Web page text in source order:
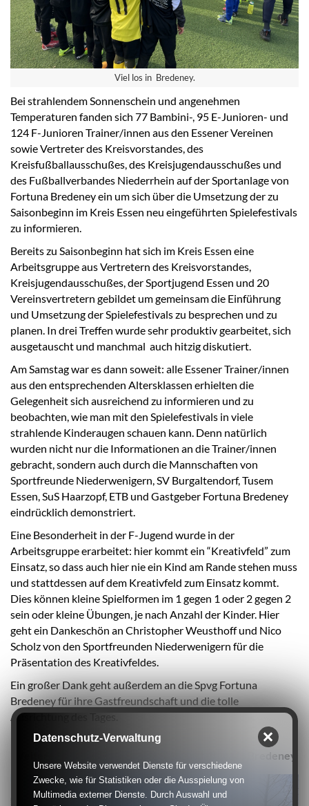
Viel los in Bredeney.
Bei strahlendem Sonnenschein und angenehmen
Temperaturen fanden sich 77 Bambini-, 95 E-Junioren- und
124 F-Junioren Trainer/innen aus den Essener Vereinen
sowie Vertreter des Kreisvorstandes, des
Kreisfußballausschußes, des Kreisjugendausschußes und
des Fußballverbandes Niederrhein auf der Sportanlage von
Fortuna Bredeney ein um sich über die Umsetzung der zu
Saisonbeginn im Kreis Essen neu eingeführten Spielefestivals
zu informieren.
Bereits zu Saisonbeginn hat sich im Kreis Essen eine
Arbeitsgruppe aus Vertretern des Kreisvorstandes,
Kreisjugendausschußes, der Sportjugend Essen und 20
Vereinsvertretern gebildet um gemeinsam die Einführung
und Umsetzung der Spielefestivals zu besprechen und zu
planen. In drei Treffen wurde sehr produktiv gearbeitet, sich
ausgetauscht und manchmal auch hitzig diskutiert.
Am Samstag war es dann soweit: alle Essener Trainer/innen
aus den entsprechenden Altersklassen erhielten die
Gelegenheit sich ausreichend zu informieren und zu
beobachten, wie man mit den Spielefestivals in viele
strahlende Kinderaugen schauen kann. Denn natürlich
wurden nicht nur die Informationen an die Trainer/innen
gebracht, sondern auch durch die Mannschaften von
Sportfreunde Niederwenigern, SV Burgaltendorf, Tusem
Essen, SuS Haarzopf, ETB und Gastgeber Fortuna Bredeney
eindrücklich demonstriert.
Eine Besonderheit in der F-Jugend wurde in der
Arbeitsgruppe erarbeitet: hier kommt ein “Kreativfeld” zum
Einsatz, so dass auch hier nie ein Kind am Rande stehen muss
und stattdessen auf dem Kreativfeld zum Einsatz kommt.
Dies können kleine Spielformen im 1 gegen 1 oder 2 gegen 2
sein oder kleine Übungen, je nach Anzahl der Kinder. Hier
geht ein Dankeschön an Christopher Weusthoff und Nico
Scholz von den Sportfreunden Niederwenigern für die
Präsentation des Kreativfeldes.
Ein großer Dank geht außerdem an die Spvg Fortuna
Bredeney für ihre Gastfreundschaft und die tolle
Ausrichtung des Tages.
Weitere Impressionen von der Veranstaltung in Bredeney
Datenschutz-Verwaltung
Unsere Website verwendet Dienste für verschiedene
Zwecke, wie für Statistiken oder die Ausspielung von
Multimedia externer Dienste. Durch Auswahl und